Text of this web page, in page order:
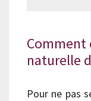
Comment
naturelle
Pour ne pas